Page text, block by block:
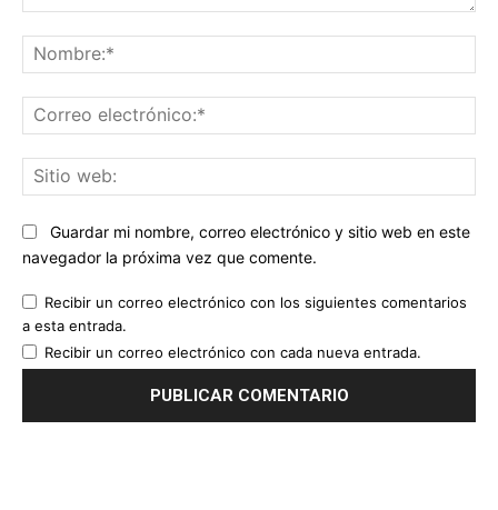
Guardar mi nombre, correo electrónico y sitio web en este
navegador la próxima vez que comente.
Recibir un correo electrónico con los siguientes comentarios
a esta entrada.
Recibir un correo electrónico con cada nueva entrada.